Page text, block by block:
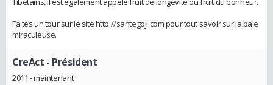
Faites un tour sur le site http://santegoji.com pour tout savoir sur la baie
miraculeuse.
CreAct - Président
2011 - maintenant